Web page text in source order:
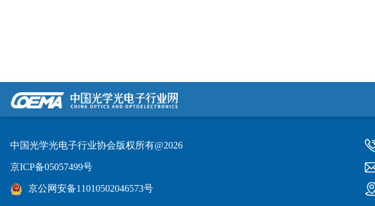
中国光学光电子行业协会版权所有@2026
京ICP备05057499号
京公网安备11010502046573号